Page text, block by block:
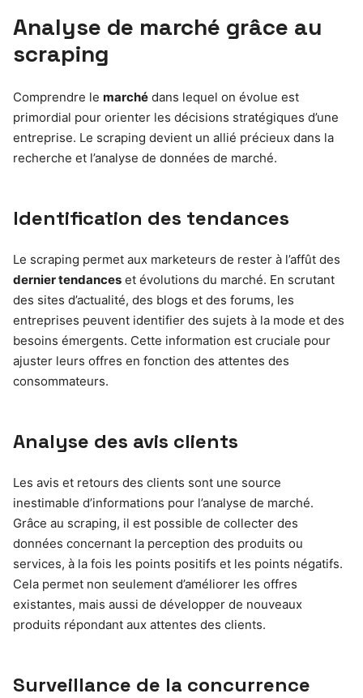
Analyse de marché grâce au
scraping
Comprendre le marché dans lequel on évolue est
primordial pour orienter les décisions stratégiques d’une
entreprise. Le scraping devient un allié précieux dans la
recherche et l’analyse de données de marché.
Identification des tendances
Le scraping permet aux marketeurs de rester à l’affût des
dernier tendances et évolutions du marché. En scrutant
des sites d’actualité, des blogs et des forums, les
entreprises peuvent identifier des sujets à la mode et des
besoins émergents. Cette information est cruciale pour
ajuster leurs offres en fonction des attentes des
consommateurs.
Analyse des avis clients
Les avis et retours des clients sont une source
inestimable d’informations pour l’analyse de marché.
Grâce au scraping, il est possible de collecter des
données concernant la perception des produits ou
services, à la fois les points positifs et les points négatifs.
Cela permet non seulement d’améliorer les offres
existantes, mais aussi de développer de nouveaux
produits répondant aux attentes des clients.
Surveillance de la concurrence